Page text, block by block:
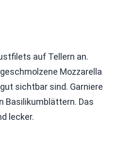
auf Tellern an.
Mozzarella
sichtbar sind. Garniere
Basilikumblättern. Das
lecker.